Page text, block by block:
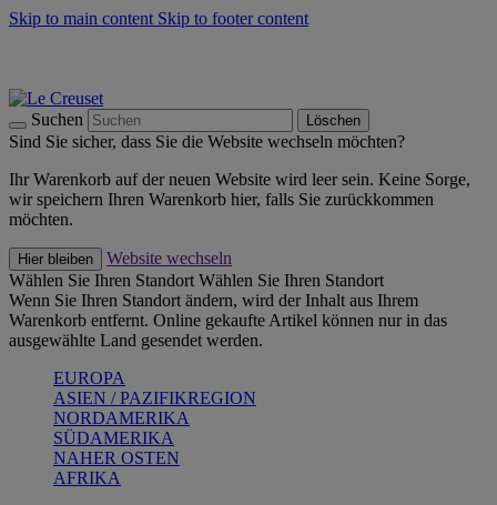
Skip to main content Skip to footer content
Suchen Löschen
Sind Sie sicher, dass Sie die Website wechseln möchten?
Ihr Warenkorb auf der neuen Website wird leer sein. Keine Sorge,
wir speichern Ihren Warenkorb hier, falls Sie zurückkommen
möchten.
Hier bleiben
Website wechseln
Wählen Sie Ihren Standort Wählen Sie Ihren Standort
Wenn Sie Ihren Standort ändern, wird der Inhalt aus Ihrem
Warenkorb entfernt. Online gekaufte Artikel können nur in das
ausgewählte Land gesendet werden.
EUROPA
ASIEN / PAZIFIKREGION
NORDAMERIKA
SÜDAMERIKA
NAHER OSTEN
AFRIKA